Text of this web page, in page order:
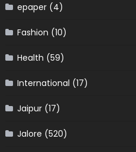
epaper(4)
Fashion (10)
Health (59)
International (17)
Jaipur(17)
Jalore (520)